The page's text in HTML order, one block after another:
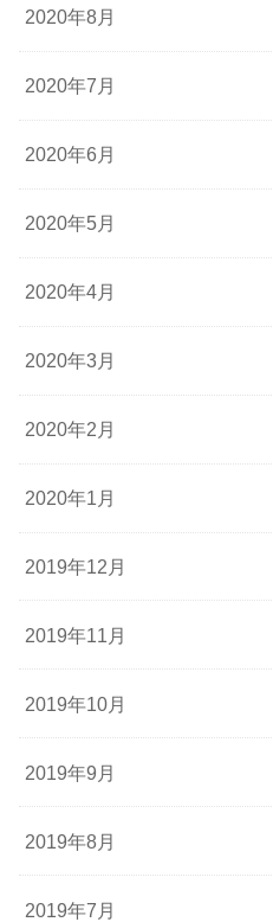
2020年8月
2020年7月
2020年6月
2020年5月
2020年4月
2020年3月
2020年2月
2020年1月
2019年12月
2019年11月
2019年10月
2019年9月
2019年8月
2019年7月